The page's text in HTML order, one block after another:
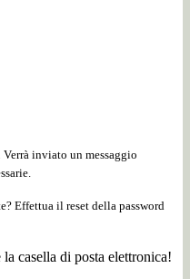
Verrà inviato un messaggio
Effettua il reset della password
casella di posta elettronica!